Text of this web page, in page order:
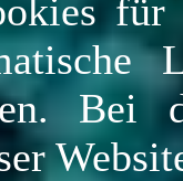
für
Bei